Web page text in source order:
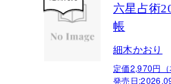
六星占術
帳
細木かおり
定価2,970円（
発売日: